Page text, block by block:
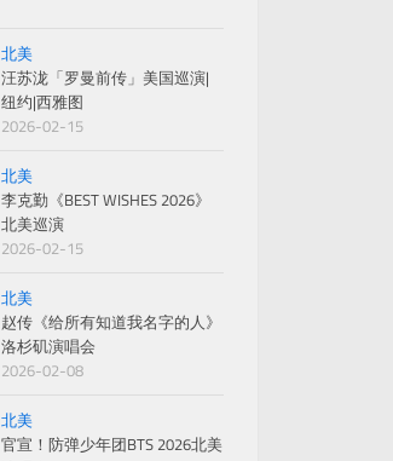
北美
汪苏泷「罗曼前传」美国巡演|
纽约|西雅图
2026-02-15
北美
李克勤《BEST WISHES 2026》
北美巡演
2026-02-15
北美
赵传《给所有知道我名字的人》
洛杉矶演唱会
2026-02-08
北美
官宣！防弹少年团BTS 2026北美